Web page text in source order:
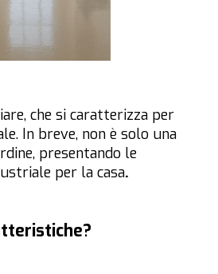
che si caratterizza per
In breve, non è solo una
presentando le
per la casa.